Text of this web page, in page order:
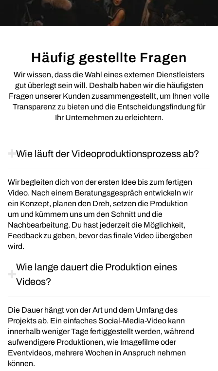
Häufig gestellte Fragen
Wir wissen, dass die Wahl eines externen Dienstleisters
gut überlegt sein will. Deshalb haben wir die häufigsten
Fragen unserer Kunden zusammengestellt, um Ihnen volle
Transparenz zu bieten und die Entscheidungsfindung für
Ihr Unternehmen zu erleichtern.
Wie läuft der Videoproduktionsprozess ab?
Wir begleiten dich von der ersten Idee bis zum fertigen
Video. Nach einem Beratungsgespräch entwickeln wir
ein Konzept, planen den Dreh, setzen die Produktion
um und kümmern uns um den Schnitt und die
Nachbearbeitung. Du hast jederzeit die Möglichkeit,
Feedback zu geben, bevor das finale Video übergeben
wird.
Wie lange dauert die Produktion eines
Videos?
Die Dauer hängt von der Art und dem Umfang des
Projekts ab. Ein einfaches Social-Media-Video kann
innerhalb weniger Tage fertiggestellt werden, während
aufwendigere Produktionen, wie Imagefilme oder
Eventvideos, mehrere Wochen in Anspruch nehmen
können.